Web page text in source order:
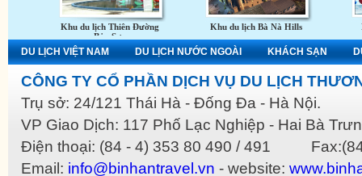
Khu du lịch Thiên Đường
Bảo Sơn
Khu du lịch Bà Nà Hills
DU LỊCH VIỆT NAM DU LỊCH NƯỚC NGOÀI KHÁCH SẠN
CÔNG TY CỔ PHẦN DỊCH VỤ DU LỊCH
Trụ sở: 24/121 Thái Hà - Đống Đa - Hà Nội.
VP Giao Dịch: 117 Phố Lạc Nghiệp - Hai Bà
Điện thoại: (84 - 4) 353 80 490 / 491 Fax:(84
Email: info@binhantravel.vn - website: